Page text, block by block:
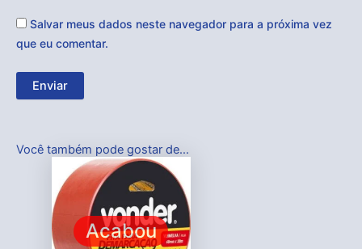
Salvar meus dados neste navegador para a próxima vez
que eu comentar.
Você também pode gostar de…
Acabou